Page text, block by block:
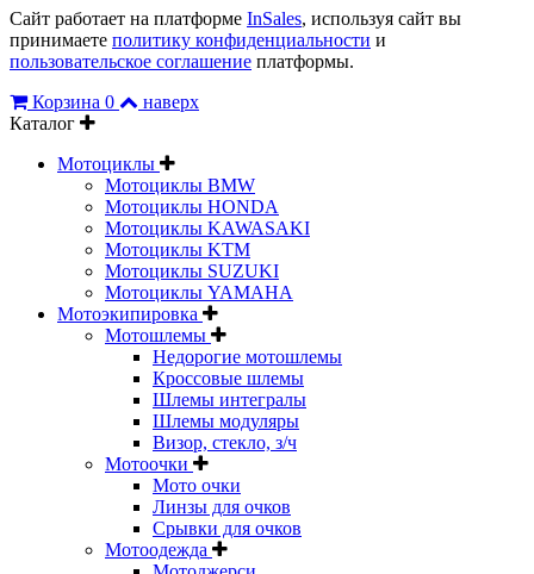
Сайт работает на платформе InSales, используя сайт вы
принимаете политику конфиденциальности и
пользовательское соглашение платформы.
Корзина 0
наверх
Каталог
Мотоциклы
Мотоциклы BMW
Мотоциклы HONDA
Мотоциклы KAWASAKI
Мотоциклы KTM
Мотоциклы SUZUKI
Мотоциклы YAMAHA
Мотоэкипировка
Мотошлемы
Недорогие мотошлемы
Кроссовые шлемы
Шлемы интегралы
Шлемы модуляры
Визор, стекло, з/ч
Мотоочки
Мото очки
Линзы для очков
Срывки для очков
Мотоодежда